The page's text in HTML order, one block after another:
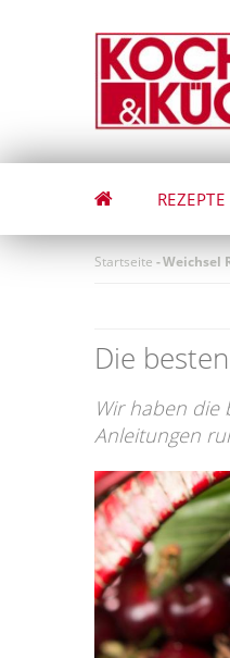
REZEPTE
Startseite -Weichsel
Die
Wir haben die
Anleitungen